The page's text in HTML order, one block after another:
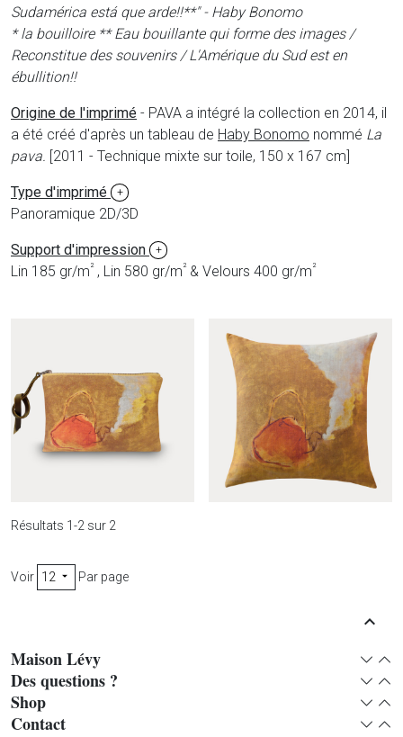
Sudamérica está que arde!!**" - Haby Bonomo
* la bouilloire ** Eau bouillante qui forme des images /
Reconstitue des souvenirs / L'Amérique du Sud est en
ébullition!!
Origine de l'imprimé - PAVA a intégré la collection en 2014, il
a été créé d'après un tableau de Haby Bonomo nommé La
pava. [2011 - Technique mixte sur toile, 150 x 167 cm]
Type d'imprimé +
Panoramique 2D/3D
Support d'impression +
Lin 185 gr/m² , Lin 580 gr/m² & Velours 400 gr/m²
Pochette Pava
Résultats 1-2 sur 2
Voir 12  Par page
Haut

Maison Lévy
Des questions ?
Shop
Contact